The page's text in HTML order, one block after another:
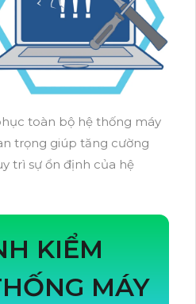
toàn bộ hệ thống máy
trọng giúp tăng cường
trì sự ổn định của hệ
KIỂM
MÁY